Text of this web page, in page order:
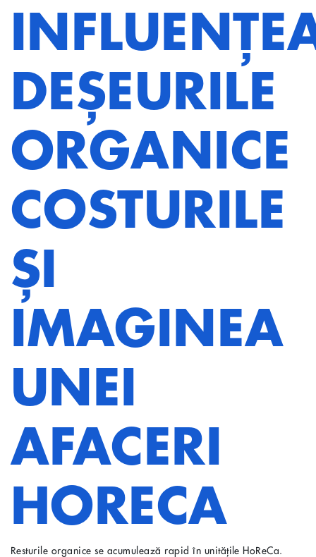
DEȘEURILE
ORGANICE
COSTURILE
ȘI
IMAGINEA
UNEI
AFACERI
HORECA
Resturile organice se acumulează rapid în unitățile HoReCa.